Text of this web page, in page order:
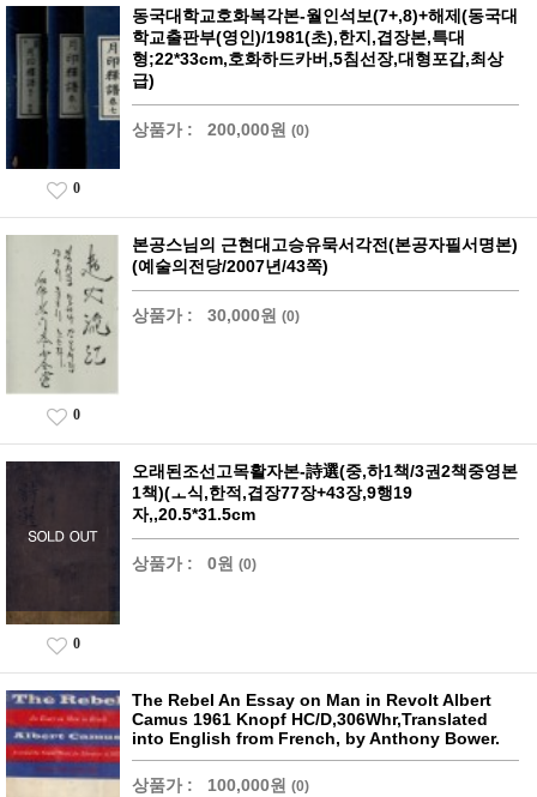
동국대학교호화복각본-월인석보(7+,8)+해제(동국대
학교출판부(영인)/1981(초),한지,겹장본,특대
형;22*33cm,호화하드카버,5침선장,대형포갑,최상
급)
상품가 : 200,000원 (0)
0
본공스님의 근현대고승유묵서각전(본공자필서명본)
(예술의전당/2007년/43쪽)
상품가 : 30,000원 (0)
0
오래된조선고목활자본-詩選(중,하1책/3권2책중영본
1책)(ㅗ식,한적,겹장77장+43장,9행19
자,,20.5*31.5cm
상품가 : 0원 (0)
0
The Rebel An Essay on Man in Revolt Albert
Camus 1961 Knopf HC/D,306Whr,Translated
into English from French, by Anthony Bower.
상품가 : 100,000원 (0)